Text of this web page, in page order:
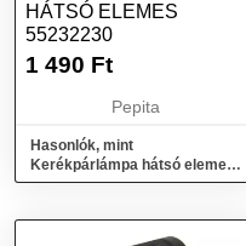
HÁTSÓ ELEMES
55232230
1 490 Ft
Pepita
Hasonlók, mint
Kerékpárlámpa hátsó elemes
55232230